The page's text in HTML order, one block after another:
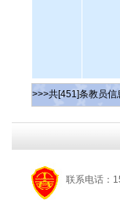
>>>共[451]条教员信
联系电话：